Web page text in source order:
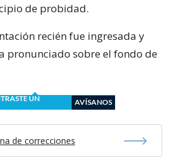
de probidad.
recién fue ingresada y
pronunciado sobre el fondo de
UN
AVÍSANOS
de correcciones